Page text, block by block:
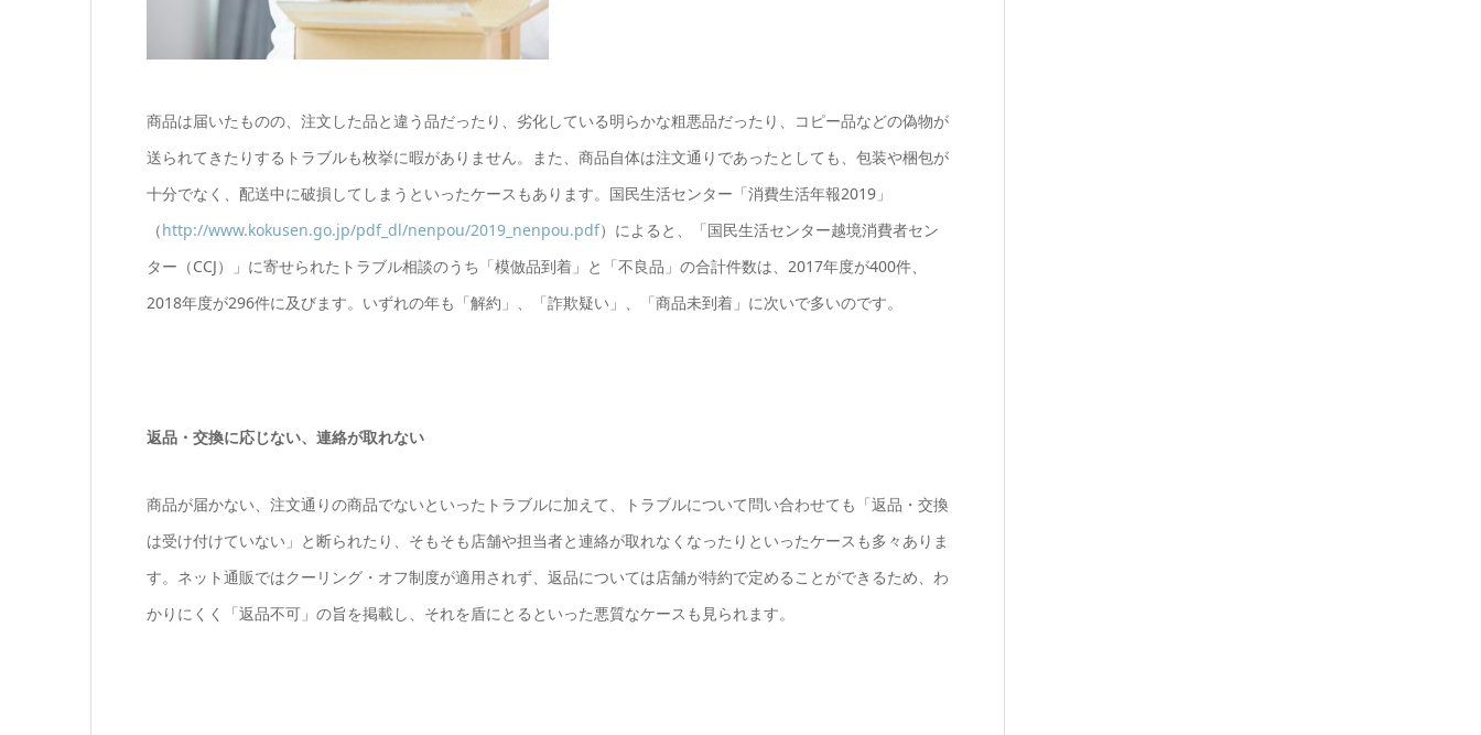
商品は届いたものの、注文した品と違う品だったり、劣化している明らかな粗悪品だったり、コピー品などの偽物が
送られてきたりするトラブルも枚挙に暇がありません。また、商品自体は注文通りであったとしても、包装や梱包が
十分でなく、配送中に破損してしまうといったケースもあります。国民生活センター「消費生活年報2019」
（http://www.kokusen.go.jp/pdf_dl/nenpou/2019_nenpou.pdf）によると、「国民生活センター越境消費者セン
ター（CCJ）」に寄せられたトラブル相談のうち「模倣品到着」と「不良品」の合計件数は、2017年度が400件、
2018年度が296件に及びます。いずれの年も「解約」、「詐欺疑い」、「商品未到着」に次いで多いのです。
返品・交換に応じない、連絡が取れない
商品が届かない、注文通りの商品でないといったトラブルに加えて、トラブルについて問い合わせても「返品・交換
は受け付けていない」と断られたり、そもそも店舗や担当者と連絡が取れなくなったりといったケースも多々ありま
す。ネット通販ではクーリング・オフ制度が適用されず、返品については店舗が特約で定めることができるため、わ
かりにくく「返品不可」の旨を掲載し、それを盾にとるといった悪質なケースも見られます。